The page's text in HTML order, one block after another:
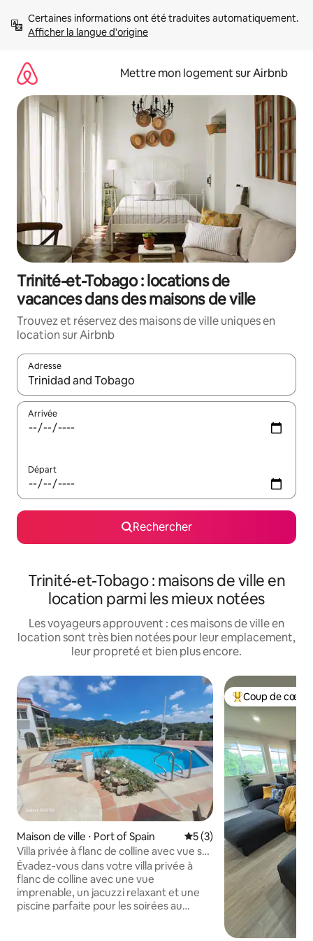
directement
Afficher la langue d'origine
Mettre mon logement sur Airbnb
Trinité-et-Tobago : locations de
vacances dans des maisons de ville
Trouvez et réservez des maisons de ville uniques en
location sur Airbnb
Adresse
Lorsque les résultats s'affichent, utilisez les flèches vers le
Arrivée
Départ
Rechercher
Trinité-et-Tobago : maisons de ville en
location parmi les mieux notées
Les voyageurs approuvent : ces maisons de ville en
location sont très bien notées pour leur emplacement,
leur propreté et bien plus encore.
Maison de ville ⋅ Port of Spain Évaluation moyenne sur
5 (3)
Villa privée à flanc de colline avec vue sur
la mer + jacuzzi + piscine
Évadez-vous dans votre villa privée à
flanc de colline avec une vue
imprenable, un jacuzzi relaxant et une
piscine parfaite pour les soirées au
Coups de cœur
Coup de cœur